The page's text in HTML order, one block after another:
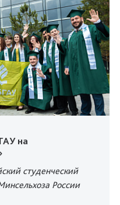
на
студенческий
России